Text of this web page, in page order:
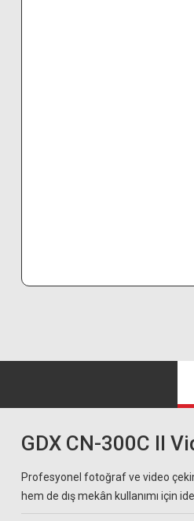
GDX CN-300C II
Profesyonel fotoğraf ve video
hem de dış mekân kullanımı için